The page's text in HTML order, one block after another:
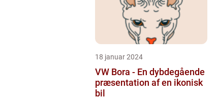
18 januar 2024
VW Bora - En dybdegående
præsentation af en ikonisk
bil